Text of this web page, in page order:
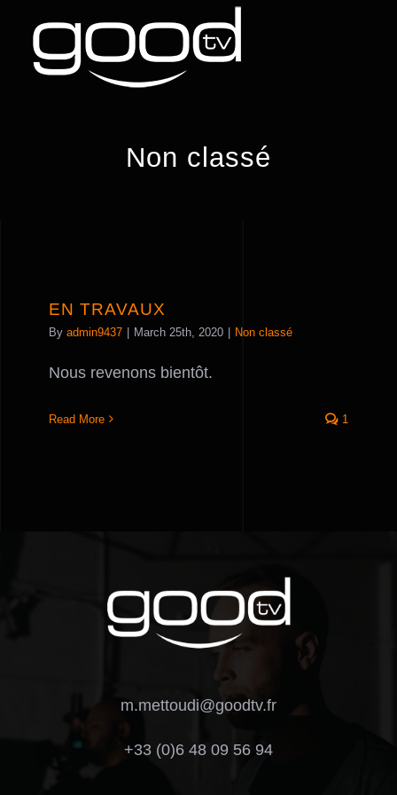
content
Non classé
EN TRAVAUX
By admin9437 March 25th, 2020 Non classé
Nous revenons bientôt.
Read More 1
m.mettoudi@goodtv.fr
+33 (0)6 48 09 56 94